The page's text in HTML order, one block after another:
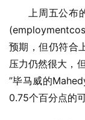
上周五公布
预期，但仍符合
压力仍然很大，
”毕马威的
0.75个百分点的